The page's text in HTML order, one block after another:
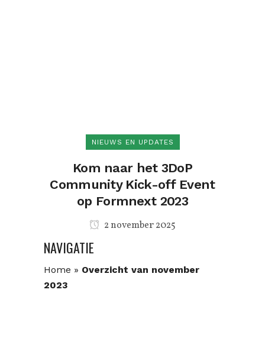
NIEUWS EN UPDATES
Kom naar het 3DoP
Community Kick-off Event
op Formnext 2023
2 november 2025
NAVIGATIE
Home » Overzicht van november
2023